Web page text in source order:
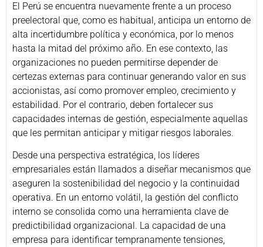
El Perú se encuentra nuevamente frente a un proceso
preelectoral que, como es habitual, anticipa un entorno de
alta incertidumbre política y económica, por lo menos
hasta la mitad del próximo año. En ese contexto, las
organizaciones no pueden permitirse depender de
certezas externas para continuar generando valor en sus
accionistas, así como promover empleo, crecimiento y
estabilidad. Por el contrario, deben fortalecer sus
capacidades internas de gestión, especialmente aquellas
que les permitan anticipar y mitigar riesgos laborales.
Desde una perspectiva estratégica, los líderes
empresariales están llamados a diseñar mecanismos que
aseguren la sostenibilidad del negocio y la continuidad
operativa. En un entorno volátil, la gestión del conflicto
interno se consolida como una herramienta clave de
predictibilidad organizacional. La capacidad de una
empresa para identificar tempranamente tensiones,